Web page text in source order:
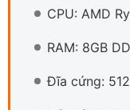
CPU: AMD
RAM: 8GB
Đĩa cứng: